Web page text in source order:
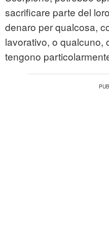
sacrificare parte del
denaro per qualcosa,
lavorativo, o qualcuno,
tengono